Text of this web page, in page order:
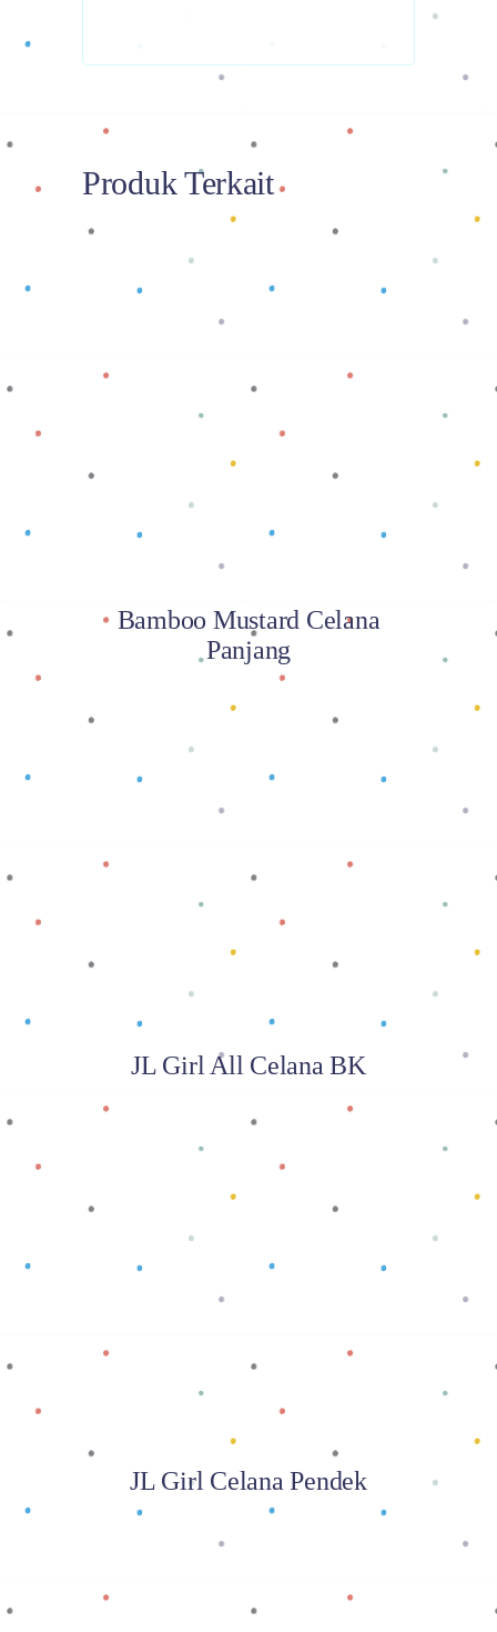
Produk Terkait
Baca selengkapnya
Bamboo Mustard Celana
Panjang
JL Girl All Celana BK
Baca selengkapnya
JL Girl Celana Pendek